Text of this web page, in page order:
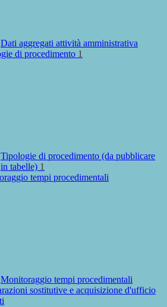
Dati aggregati attività amministrativa
di procedimento 1
Tipologie di procedimento (da pubblicare
in tabelle) 1
tempi procedimentali
Monitoraggio tempi procedimentali
sostitutive e acquisizione d'ufficio